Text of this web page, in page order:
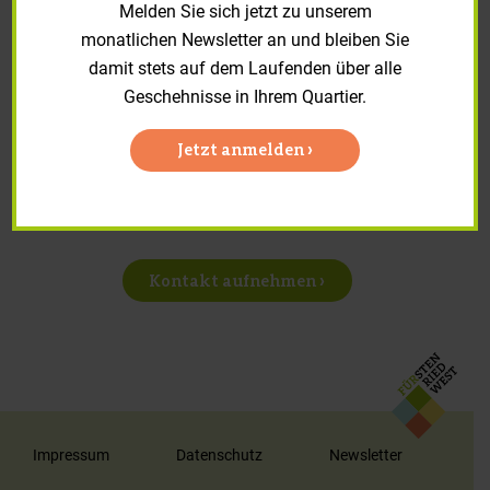
Reparaturanträge und Formulare
Zur Online Schadensmeldung
Sie haben Anregungen, Fragen
uns.
Kontakt aufnehmen ›
Impressum Datenschutz Newsletter
Melden Sie sich jetzt zu unserem
monatlichen Newsletter an und bleiben Sie
damit stets auf dem Laufenden über alle
Geschehnisse in Ihrem Quartier.
Jetzt anmelden ›